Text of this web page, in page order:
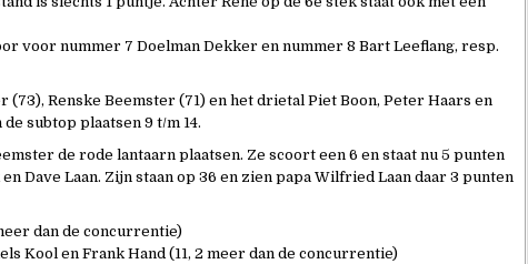
voor nummer 7 Doelman Dekker en nummer 8 Bart Leeflang, resp.
(73), Renske Beemster (71) en het drietal Piet Boon, Peter Haars en
subtop plaatsen 9 t/m 14.
de rode lantaarn plaatsen. Ze scoort een 6 en staat nu 5 punten
Dave Laan. Zijn staan op 36 en zien papa Wilfried Laan daar 3 punten
dan de concurrentie)
Kool en Frank Hand (11, 2 meer dan de concurrentie)